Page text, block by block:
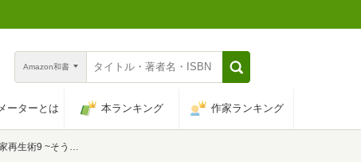
Amazon和書
ーターとは 本ランキング 作家ランキング
だ、売国しよう (GA文庫)